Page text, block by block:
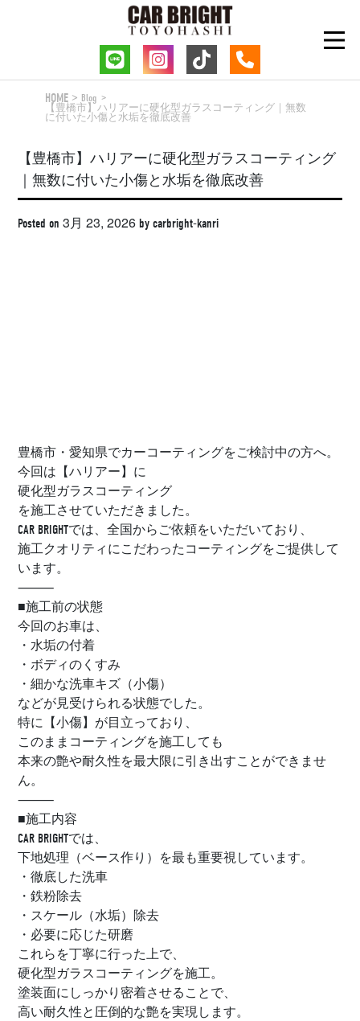
HOME
Blog
【豊橋市】ハリアーに硬化型ガラスコーティング｜無数
に付いた小傷と水垢を徹底改善
【豊橋市】ハリアーに硬化型ガラスコーティング
｜無数に付いた小傷と水垢を徹底改善
Posted on3月 23, 2026 bycarbright-kanri
豊橋市・愛知県でカーコーティングをご検討中の方へ。
今回は【ハリアー】に
硬化型ガラスコーティング
を施工させていただきました。
CAR BRIGHTでは、全国からご依頼をいただいており、
施工クオリティにこだわったコーティングをご提供して
います。
⸻
■施工前の状態
今回のお車は、
・水垢の付着
・ボディのくすみ
・細かな洗車キズ（小傷）
などが見受けられる状態でした。
特に【小傷】が目立っており、
このままコーティングを施工しても
本来の艶や耐久性を最大限に引き出すことができませ
ん。
⸻
■施工内容
CAR BRIGHTでは、
下地処理（ベース作り）を最も重要視しています。
・徹底した洗車
・鉄粉除去
・スケール（水垢）除去
・必要に応じた研磨
これらを丁寧に行った上で、
硬化型ガラスコーティングを施工。
塗装面にしっかり密着させることで、
高い耐久性と圧倒的な艶を実現します。